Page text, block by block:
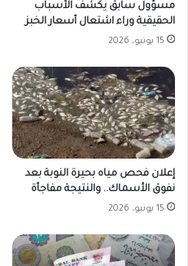
مسؤول سابق يكشف الأسباب
الحقيقية وراء اشتعال أسعار الخبز
15 يونيو، 2026
إعلان فحص مياه بحيرة النوبة بعد
نفوق الأسماك.. والنتيجة مفاجأة
15 يونيو، 2026